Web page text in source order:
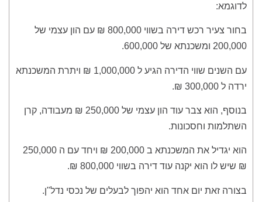
לדוגמא:
בחור צעיר רכש דירה בשווי 800,000 ₪ עם הון עצמי של
200,000 ומשכנתא של 600,000.
עם השנים שווי הדירה הגיע ל 1,000,000 ₪ ויתרת המשכנתא
ירדה ל 300,000 ₪.
בנוסף, הוא צבר עוד הון עצמי של 250,000 ₪ מעבודה, קרן
השתלמות וחסכונות.
הוא יגדיל את המשכנתא ב 200,000 ₪ ויחד עם ה 250,000
₪ שיש לו הוא יקנה עוד דירה בשווי 800,000 ₪.
בצורה זאת יום אחד הוא יהפוך לבעלים של נכסי נדל"ן.